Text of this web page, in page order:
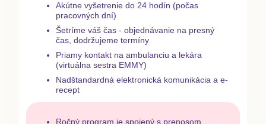
Akútne vyšetrenie do 24 hodín (počas
pracovných dní)
Šetríme váš čas - objednávanie na presný
čas, dodržujeme termíny
Priamy kontakt na ambulanciu a lekára
(virtuálna sestra EMMY)
Nadštandardná elektronická komunikácia a e-
recept
Ročný program je spojený s prenosom